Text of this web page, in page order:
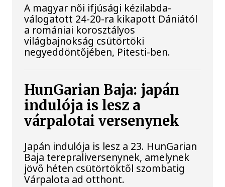
A magyar női ifjúsági kézilabda-
válogatott 24-20-ra kikapott Dániától
a romániai korosztályos
világbajnokság csütörtöki
negyeddöntőjében, Pitesti-ben.
HunGarian Baja: japán
indulója is lesz a
várpalotai versenynek
Japán indulója is lesz a 23. HunGarian
Baja terepraliversenynek, amelynek
jövő héten csütörtöktől szombatig
Várpalota ad otthont.